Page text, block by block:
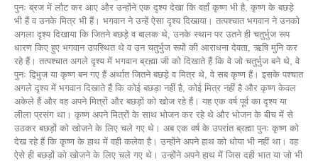
पुनः ब्रज में लौट कर आए और उन्होंने एक दृश्य देखा कि वहाँ कृष्ण भी है, कृष्ण के बछड़े
भी हैं व उनके मित्र भी हैं। भगवान ने उन्हें ऐसा दृश्य दिखाया। तत्पश्चात भगवान ने उनको
अगला दृश्य दिखाया कि जितने बछड़े व बालक थे, उनके स्थान पर उतने ही चतुर्भुज रूप
धारण किए हुए भगवान उपस्थित थे व उन चतुर्भुज रूपों की आराधना देवता, ऋषि मुनि कर
रहे हैं। तत्पश्चात अगले दृश्य में भगवान ब्रह्मा जी को दिखाते हैं कि वे जो चतुर्भुज बने थे, वे
पुनः द्विभुज या कृष्ण बन गए हैं अर्थात जितने बछड़े व मित्र थे, वे सब कृष्ण हैं। इसके पश्चात
अगले दृश्य में भगवान दिखाते हैं कि कोई बछड़ा नहीं है, कोई मित्र नहीं है और कृष्ण केवल
अकेले हैं और वह अपने मित्रों और बछड़ों को खोज रहे हैं। यह एक वर्ष पूर्व का दृश्य या
लीला प्रसंग था। कृष्ण अपने मित्रों के साथ भोजन कर रहे थे और भोजन के बीच में से
उठकर बछड़ों को खोजने के लिए चले गए थे। अब एक वर्ष के उपरांत ब्रह्मा पुनः कृष्ण को
देख रहे हैं कि कृष्ण के हाथ में वही कलेवा है। उन्होंने अपने हाथ को धोया भी नहीं था। वह
ऐसे ही बछड़ों को खोजने के लिए चले गए थे। उन्होंने अपने हाथ में जिस दही भात या जो भी